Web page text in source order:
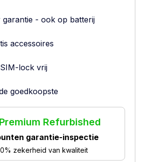
garantie - ook op batterij
accessoires
lock vrij
goedkoopste
Premium Refurbished
garantie-inspectie
zekerheid van kwaliteit